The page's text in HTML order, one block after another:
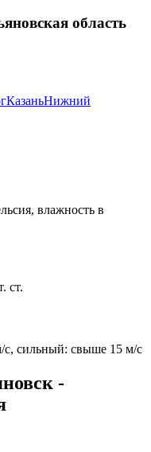
область
КазаньНижний
влажность в
ст.
сильный: свыше 15 м/с
-